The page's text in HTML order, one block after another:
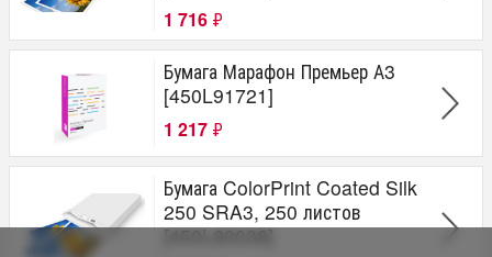
1 716 ₽
Бумага Марафон Премьер А3
[450L91721]
1 217 ₽
Бумага ColorPrint Coated Silk
250 SRA3, 250 листов
[450L80038]